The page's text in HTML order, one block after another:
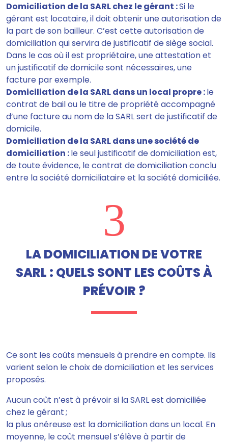
Domiciliation de la SARL chez le gérant :Si le
gérant est locataire, il doit obtenir une autorisation de
la part de son bailleur. C’est cette autorisation de
domiciliation qui servira de justificatif de siège social.
Dans le cas où il est propriétaire, une attestation et
un justificatif de domicile sont nécessaires, une
facture par exemple.
Domiciliation de la SARL dans un local propre :le
contrat de bail ou le titre de propriété accompagné
d’une factureau nom de la SARL sert de justificatif de
domicile.
Domiciliation de la SARL dans une société de
domiciliation :le seul justificatif de domiciliation est,
de toute évidence, le contrat de domiciliationconclu
entre la société domiciliataire et la société domiciliée.
3
LA DOMICILIATION DE VOTRE
SARL : QUELS SONT LES COÛTS À
PRÉVOIR ?
Ce sont les coûts mensuels à prendre en compte. Ils
varient selon le choix de domiciliation et les services
proposés.
Aucun coût n’est à prévoir si la SARL est domiciliée
chez le gérant ;
la plus onéreuse est la domiciliation dans un local. En
moyenne, le coût mensuel s’élève à partir de